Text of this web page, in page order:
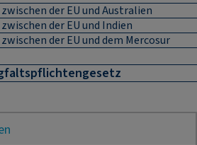
der EU und Australien
der EU und Indien
der EU und dem Mercosur